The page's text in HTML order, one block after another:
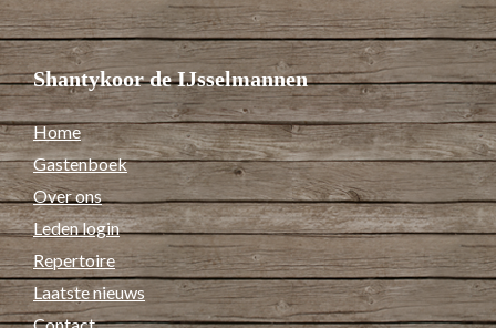
Shantykoor de IJsselmannen
Home
Gastenboek
Over ons
Leden login
Repertoire
Laatste nieuws